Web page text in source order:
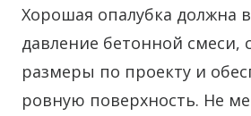
Хорошая опалубка должна
давление бетонной смеси,
размеры по проекту и
ровную поверхность. Не